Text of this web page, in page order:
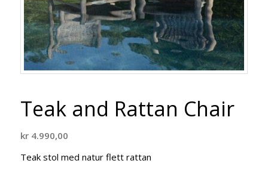
Teak and Rattan Chair
kr4.990,00
Teak stol med natur flett rattan